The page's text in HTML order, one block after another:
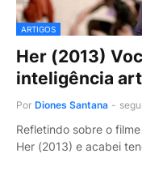
ARTIGOS
Her (2013)
inteligência
Por Diones Santana -
Refletindo sobre o
Her (2013) e acabei